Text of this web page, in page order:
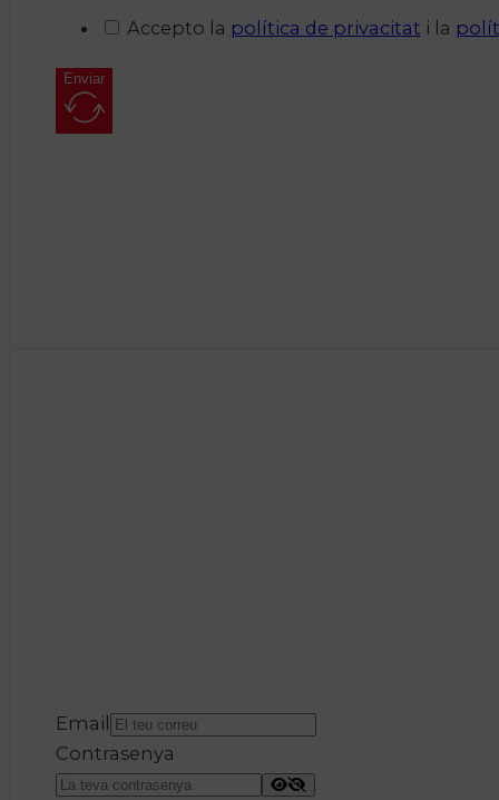
Accepto la política de privacitat i la
Enviar
Email
Contrasenya